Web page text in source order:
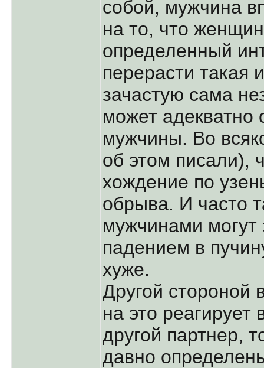
собой, мужчина
на то, что
определенный
перерасти такая
зачастую сама
может адекватно
мужчины. Во
об этом писали),
хождение по
обрыва. И часто
мужчинами могут
падением в
хуже.
Другой стороной
на это
другой партнер,
давно